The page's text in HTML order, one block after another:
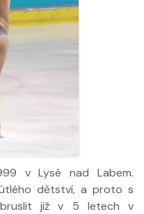
v Lysé nad Labem.
dětství, a proto s
bruslit již v 5 letech v